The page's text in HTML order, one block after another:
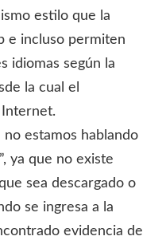
estilo que la
e incluso permiten
idiomas según la
la cual el
estamos hablando
ya que no existe
sea descargado o
se ingresa a la
evidencia de